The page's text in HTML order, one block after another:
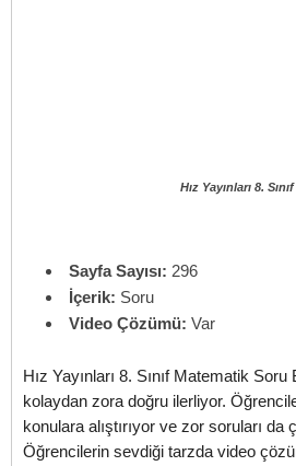
Hız Yayınları 8.
Sayfa Sayısı: 296
İçerik: Soru
Video Çözümü: Var
Hız Yayınları 8. Sınıf Matematik
kolaydan zora doğru ilerliyor.
konulara alıştırıyor ve zor soruları da
Öğrencilerin sevdiği tarzda video